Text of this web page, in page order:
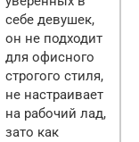
себе девушек,
он не подходит
для офисного
строгого стиля,
не настраивает
на рабочий лад,
зато как